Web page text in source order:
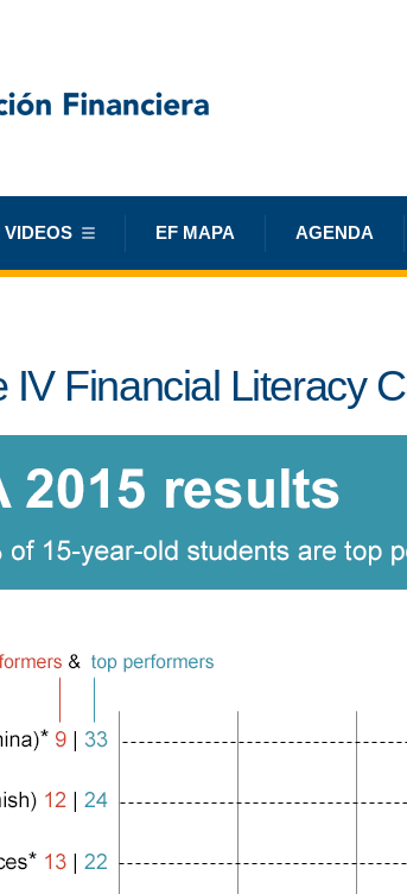
VIDEOS EF MAPA AGENDA
IV Financial Literacy